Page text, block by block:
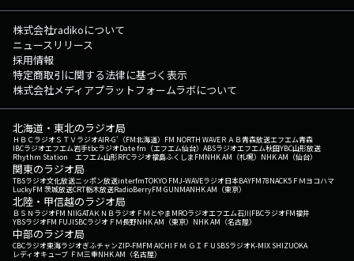
株式会社radikoについて
ニュースリリース
採用情報
特定商取引に関する法律に基づく表示
株式会社メディアプラットフォームラボについて
北海道・東北のラジオ局
ＨＢＣラジオＳＴＶラジオAIR-G'（FM北海道） FM NORTH WAVEＲＡＢ青森放送エフエム青森
IBCラジオエフエム岩手tbcラジオDate fm（エフエム仙台） ABSラジオエフエム秋田YBC山形放送
Rhythm Station エフエム山形RFCラジオ福島ふくしまFMNHK AM（札幌） NHK AM（仙台）
関東のラジオ局
TBSラジオ文化放送ニッポン放送interfmTOKYO FMJ-WAVEラジオ日本BAYFM78NACK5 ＦＭヨコハマ
LuckyFM 茨城放送CRT栃木放送RadioBerryFM GUNMANHK AM（東京）
北陸・甲信越のラジオ局
ＢＳＮラジオFM NIIGATAＫＮＢラジオ ＦＭとやまMROラジオエフエム石川FBCラジオFM福井
YBSラジオFM FUJISBCラジオ ＦＭ長野NHK AM（東京） NHK AM（名古屋）
中部のラジオ局
CBCラジオ東海ラジオぎふチャンZIP-FMFM AICHI ＦＭ ＧＩＦＵ SBSラジオK-MIX SHIZUOKA
レディオキューブ ＦＭ三重NHK AM（名古屋）